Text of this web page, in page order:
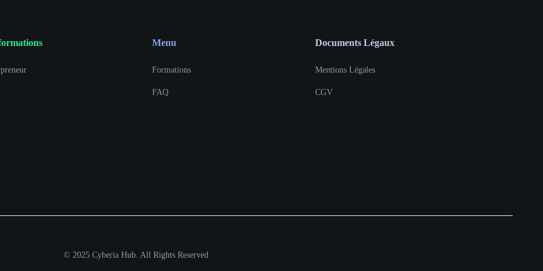
Menu
Formations
FAQ
Documents Légaux
Mentions Légales
CGV
© 2025 Cyberia Hub. All Rights Reserved